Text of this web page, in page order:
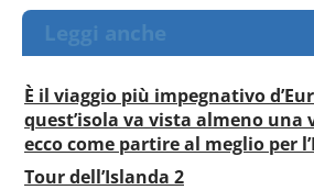
Leggi anche
È il viaggio più impegnativo
quest’isola va vista almeno
ecco come partire al meglio per
Tour dell’Islanda 2